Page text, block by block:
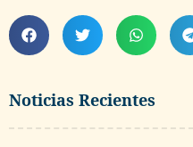
Noticias Recientes